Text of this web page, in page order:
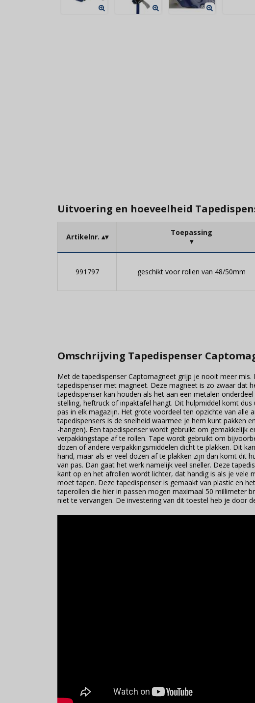
Uitvoering en hoeveelheid
Artikelnr. Toepassing
991797 geschikt voor rollen van 48/50mm
Omschrijving Tapedispenser
Met de tapedispenser Captomagneet grijp je nooit meer mis.
tapedispenser met magneet. Deze magneet is zo zwaar dat
tapedispenser kan houden als het aan een metalen onderdeel
stelling, heftruck of inpaktafel hangt. Dit hulpmiddel komt dus
pas in elk magazijn. Het grote voordeel ten opzichte van alle
tapedispensers is de snelheid waarmee je hem kunt pakken
-hangen). Een tapedispenser wordt gebruikt om gemakkelijk
verpakkingstape af te rollen. Tape wordt gebruikt om
dozen of andere verpakkingsmiddelen dicht te plakken. Dit
hand, maar als er veel dozen af te plakken zijn dan komt dit
van pas. Dan gaat het werk namelijk veel sneller. Deze
kant op en het afrollen wordt lichter, dat handig is als je vele
moet tapen. Deze tapedispenser is gemaakt van plastic en
taperollen die hier in passen mogen maximaal 50 millimeter
niet te vervangen. De investering van dit toestel heb je door